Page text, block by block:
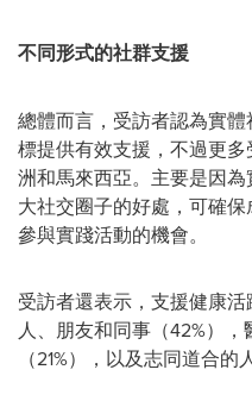
不同形式的社群支援
總體而言，受訪者認為實
標提供有效支援，不過更
洲和馬來西亞。主要是因
大社交圈子的好處，可確
參與實踐活動的機會。
受訪者還表示，支援健康
人、朋友和同事（42%）
（21%），以及志同道合的